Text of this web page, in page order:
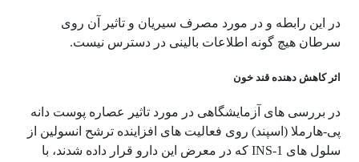
در این رابطه و در مورد مصرف سیریان و تاثیر آن روی
سرطان هیچ گونه اطلاعات بالینی در دسترس نیست.
اثر کاهش دهنده قند خون
در بررسی های آزمایشگاهی در مورد تاثیر عصاره پوست دانه
پی-هارملا (اسپند) روی فعالیت های افزاینده ترشح انسولین از
سلول های INS-1 که در معرض این دارو قرار داده شدند، با